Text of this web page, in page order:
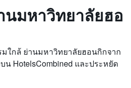
นมหาวิทยาลัยฮอ
มใกล้ ย่านมหาวิทยาลัยฮอนกิกจาก
น HotelsCombined และประหยัด